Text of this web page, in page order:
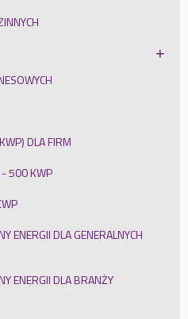
DLA FIRM
- 500 KWP
ENERGII DLA GENERALNYCH
ENERGII DLA BRANŻY